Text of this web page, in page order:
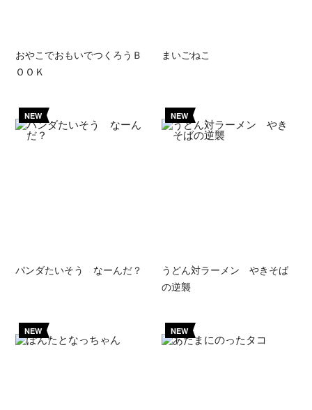
おやこでおもいでつくろうＢ
ＯＯＫ
まいごねこ
NEW
パンダたいそう なーんだ？
NEW
うどん対ラーメン やきそば
の逆襲
NEW NEW